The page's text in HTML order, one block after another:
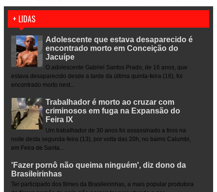
+ LIDAS
Adolescente que estava desaparecido é
encontrado morto em Conceição do
Jacuípe
O adolescente Gabriel Santos Prado, de 16 anos, que
estava desaparecido desde a tarde da última quinta-feira (16), foi
encontrado morto nest...
Trabalhador é morto ao cruzar com
criminosos em fuga na Expansão do
Feira IX
Um trabalhador de 30 anos foi assassinado a tiros na
noite desta segunda-feira (13), por volta das 20h, no bairro Calumbi,
em Feira de Santa...
'Fazer pornô não queima ninguém', diz dono da
Brasileirinhas
Ter participado dos filmes da Brasileirinhas, a mais popular produtora